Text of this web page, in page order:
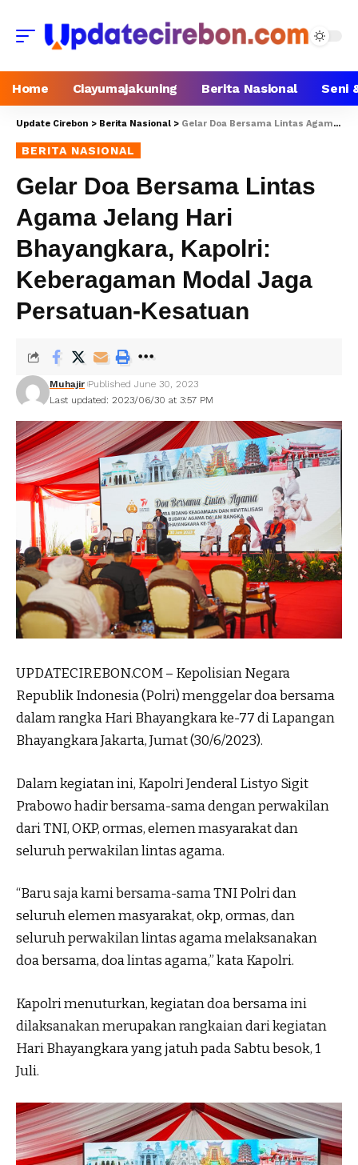
Home Ciayumajakuning Berita Nasional Seni
Update Cirebon > Berita Nasional > Gelar Doa Bersama Lintas Agama Jelang Hari Bhayangkara, Kapolri: Keberagaman Modal Jaga Persatuan-Kesatuan
BERITA NASIONAL
Gelar Doa Bersama Lintas
Agama Jelang Hari
Bhayangkara, Kapolri:
Keberagaman Modal Jaga
Persatuan-Kesatuan
Last updated: 2023/06/30 at 3:57 PM
Muhajir Published June 30, 2023
UPDATECIREBON.COM – Kepolisian Negara
Republik Indonesia (Polri) menggelar doa bersama
dalam rangka Hari Bhayangkara ke-77 di Lapangan
Bhayangkara Jakarta, Jumat (30/6/2023).
Dalam kegiatan ini, Kapolri Jenderal Listyo Sigit
Prabowo hadir bersama-sama dengan perwakilan
dari TNI, OKP, ormas, elemen masyarakat dan
seluruh perwakilan lintas agama.
“Baru saja kami bersama-sama TNI Polri dan
seluruh elemen masyarakat, okp, ormas, dan
seluruh perwakilan lintas agama melaksanakan
doa bersama, doa lintas agama,” kata Kapolri.
Kapolri menuturkan, kegiatan doa bersama ini
dilaksanakan merupakan rangkaian dari kegiatan
Hari Bhayangkara yang jatuh pada Sabtu besok, 1
Juli.